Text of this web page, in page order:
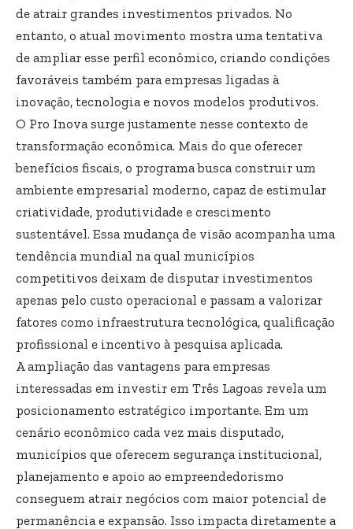
de atrair grandes investimentos privados. No
entanto, o atual movimento mostra uma tentativa
de ampliar esse perfil econômico, criando condições
favoráveis também para empresas ligadas à
inovação, tecnologia e novos modelos produtivos.
O Pro Inova surge justamente nesse contexto de
transformação econômica. Mais do que oferecer
benefícios fiscais, o programa busca construir um
ambiente empresarial moderno, capaz de estimular
criatividade, produtividade e crescimento
sustentável. Essa mudança de visão acompanha uma
tendência mundial na qual municípios
competitivos deixam de disputar investimentos
apenas pelo custo operacional e passam a valorizar
fatores como infraestrutura tecnológica, qualificação
profissional e incentivo à pesquisa aplicada.
A ampliação das vantagens para empresas
interessadas em investir em Três Lagoas revela um
posicionamento estratégico importante. Em um
cenário econômico cada vez mais disputado,
municípios que oferecem segurança institucional,
planejamento e apoio ao empreendedorismo
conseguem atrair negócios com maior potencial de
permanência e expansão. Isso impacta diretamente a